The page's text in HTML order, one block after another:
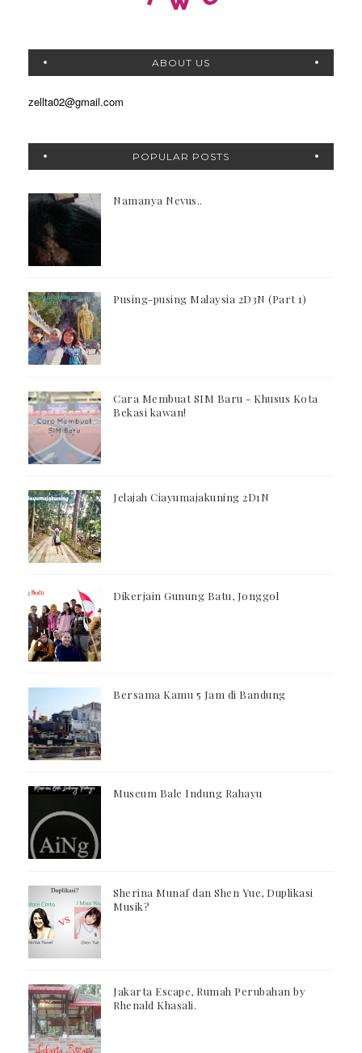
ABOUT US
zellta02@gmail.com
POPULAR POSTS
Namanya Nevus..
Pusing-pusing Malaysia 2D3N (Part 1)
Cara Membuat SIM Baru - Khusus Kota
Bekasi kawan!
Jelajah Ciayumajakuning 2D1N
Dikerjain Gunung Batu, Jonggol
Bersama Kamu 5 Jam di Bandung
Museum Bale Indung Rahayu
Sherina Munaf dan Shen Yue, Duplikasi
Musik?
Jakarta Escape, Rumah Perubahan by
Rhenald Khasali.